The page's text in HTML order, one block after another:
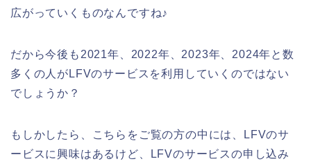
広がっていくものなんですね♪
だから今後も2021年、2022年、2023年、2024年と数
多くの人がLFVのサービスを利用していくのではない
でしょうか？
もしかしたら、こちらをご覧の方の中には、LFVのサ
ービスに興味はあるけど、LFVのサービスの申し込み